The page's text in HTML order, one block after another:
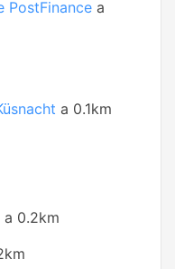
PostFinance a
a 0.1km
a 0.2km